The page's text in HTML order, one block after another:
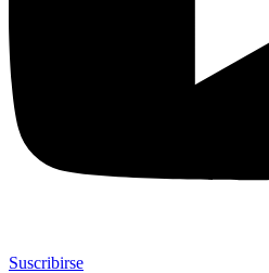
Suscribirse